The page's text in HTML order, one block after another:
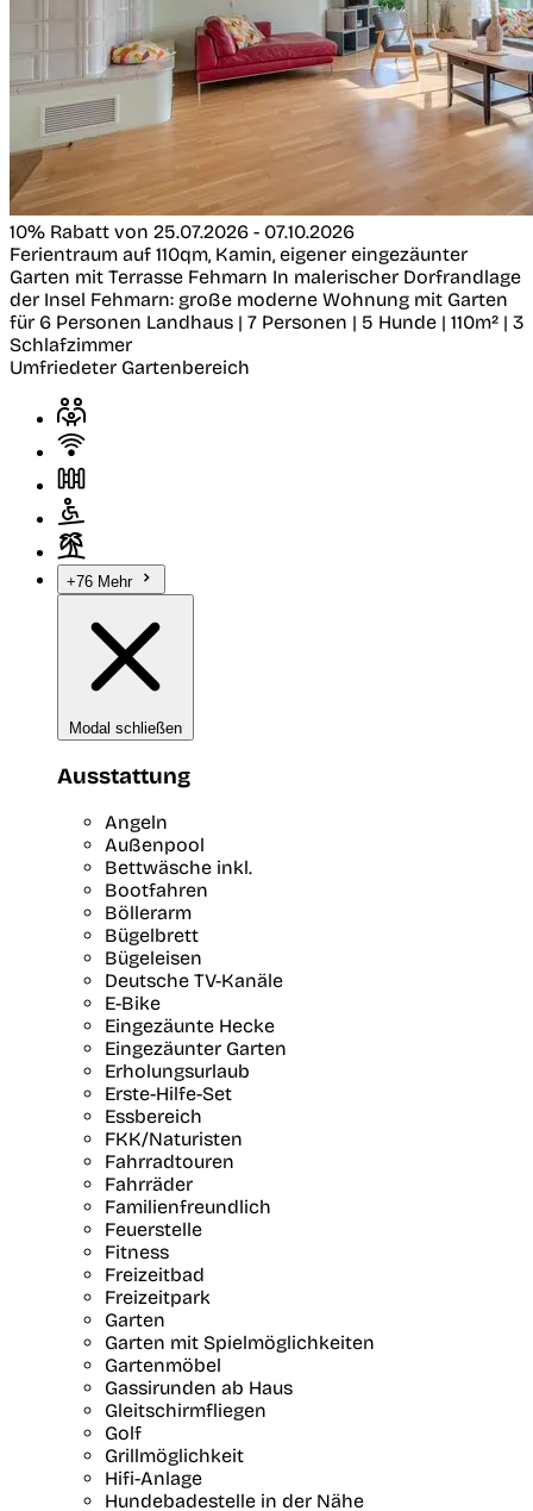
10% Rabatt von 25.07.2026 - 07.10.2026
Ferientraum auf 110qm, Kamin, eigener eingezäunter
Garten mit Terrasse Fehmarn In malerischer Dorfrandlage
der Insel Fehmarn: große moderne Wohnung mit Garten
für 6 Personen Landhaus | 7 Personen | 5 Hunde | 110m² | 3
Schlafzimmer
Umfriedeter Gartenbereich
+76 Mehr
Modal schließen
Ausstattung
Angeln
Außenpool
Bettwäsche inkl.
Bootfahren
Böllerarm
Bügelbrett
Bügeleisen
Deutsche TV-Kanäle
E-Bike
Eingezäunte Hecke
Eingezäunter Garten
Erholungsurlaub
Erste-Hilfe-Set
Essbereich
FKK/Naturisten
Fahrradtouren
Fahrräder
Familienfreundlich
Feuerstelle
Fitness
Freizeitbad
Freizeitpark
Garten
Garten mit Spielmöglichkeiten
Gartenmöbel
Gassirunden ab Haus
Gleitschirmfliegen
Golf
Grillmöglichkeit
Hifi-Anlage
Hundebadestelle in der Nähe